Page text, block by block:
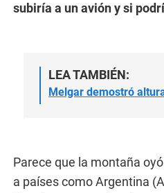
subiría a un avión y si
LEA TAMBIÉN:
Melgar demostró
Parece que la montaña
a países como Argentina